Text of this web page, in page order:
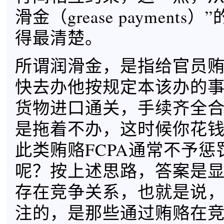
滑金（grease payments）
得最清楚。
所谓润滑金，是指给官员
快去办他按规定本该办的
货物进口通关，手续齐全
是拖着不办，这时候你花
此类贿赂FCPA通常不予惩
呢？按上述思路，答案是
存在竞争关系，也就是说
注的，是那些通过贿赂在